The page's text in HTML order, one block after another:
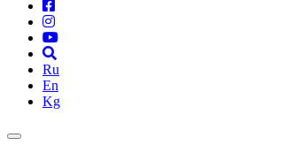
Ru
En
Kg